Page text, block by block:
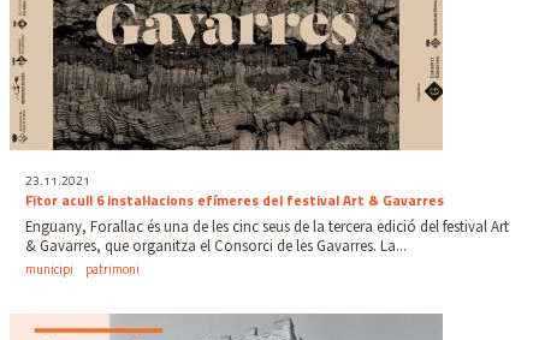
23.11.2021
Fitor acull 6 instal·lacions efímeres del festival Art & Gavarres
Enguany, Forallac és una de les cinc seus de la tercera edició del festival Art
& Gavarres, que organitza el Consorci de les Gavarres. La...
municipi
patrimoni